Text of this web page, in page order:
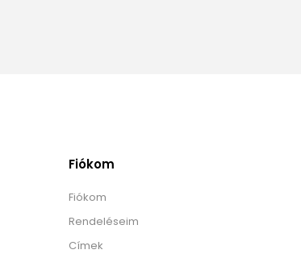
Fiókom
Fiókom
Rendeléseim
Címek